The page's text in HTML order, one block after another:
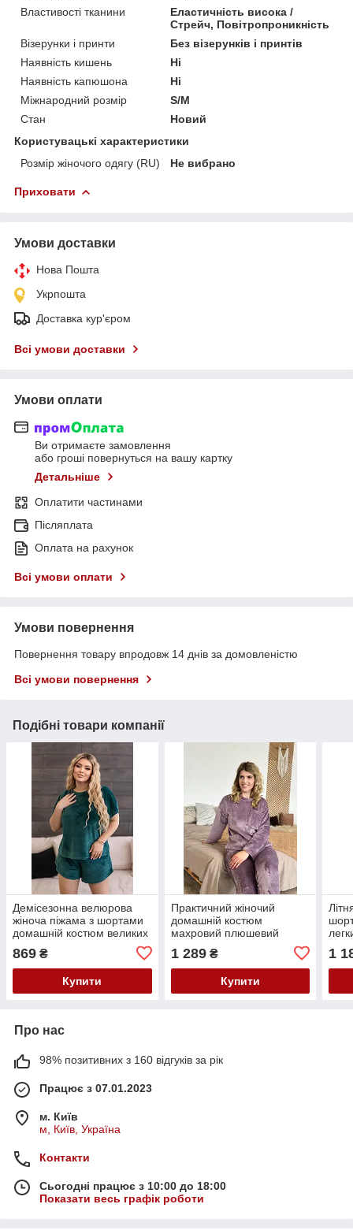
Властивості тканини
Еластичність висока /
Стрейч, Повітропроникність
Візерунки і принти
Без візерунків і принтів
Наявність кишень
Ні
Наявність капюшона
Ні
Міжнародний розмір
S/M
Стан
Новий
Користувацькі характеристики
Розмір жіночого одягу (RU)
Не вибрано
Приховати
Умови доставки
Нова Пошта
Укрпошта
Доставка кур'єром
Всі умови доставки
Умови оплати
Ви отримаєте замовлення
або гроші повернуться на вашу картку
Детальніше
Оплатити частинами
Післяплата
Оплата на рахунок
Всі умови оплати
Умови повернення
Повернення товару впродовж 14 днів за домовленістю
Всі умови повернення
Подібні товари компанії
Демісезонна велюрова
жіноча піжама з шортами
домашній костюм великих
869 ₴
Купити
Практичний жіночий
домашній костюм
махровий плюшевий
костюм жіночий для дому
тепла піжама з махри
батальна
1 289₴
Купити
1
Про нас
98% позитивних з 160 відгуків за рік
Працює з 07.01.2023
м. Київ
м, Київ, Україна
Контакти
Сьогодні працює з 10:00 до 18:00
Показати весь графік роботи